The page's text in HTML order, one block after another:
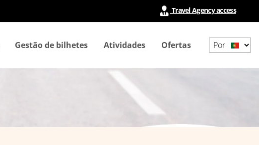
Travel Agency access
Gestão de bilhetes Atividades Ofertas
your